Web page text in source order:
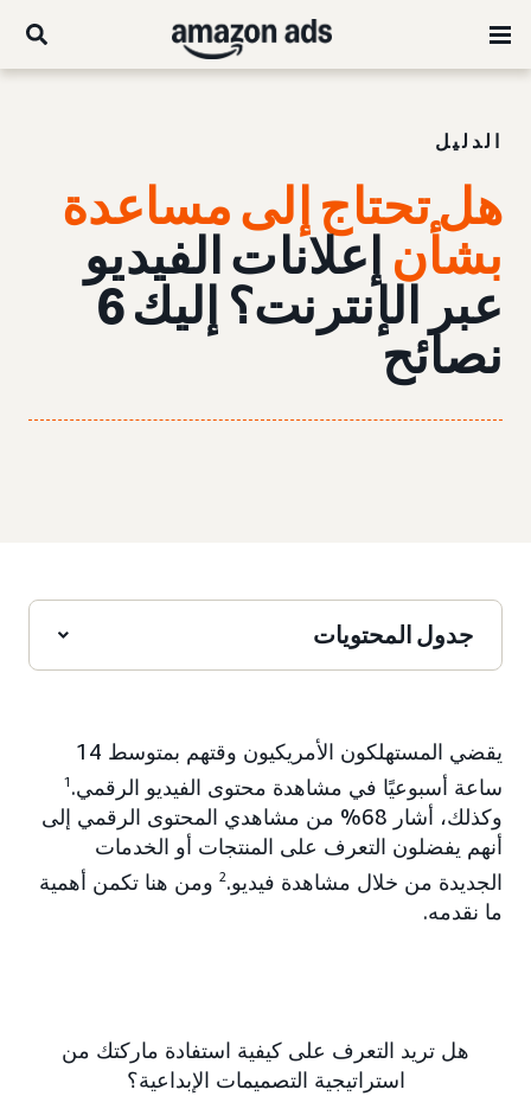
الدليل
هل تحتاج إلى مساعدة
بشأن إعلانات الفيديو
عبر الإنترنت؟ إليك 6
نصائح
جدول المحتويات
يقضي المستهلكون الأمريكيون وقتهم بمتوسط 14
ساعة أسبوعيًا في مشاهدة محتوى الفيديو الرقمي. 1
وكذلك، أشار 68% من مشاهدي المحتوى الرقمي إلى
أنهم يفضلون التعرف على المنتجات أو الخدمات
الجديدة من خلال مشاهدة فيديو.2 ومن هنا تكمن أهمية
ما نقدمه.
هل تريد التعرف على كيفية استفادة ماركتك من
استراتيجية التصميمات الإبداعية؟